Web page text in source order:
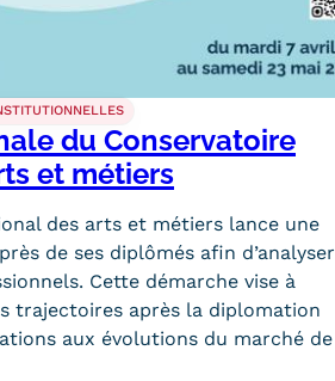
du Conservatoire
et métiers
des arts et métiers lance une
de ses diplômés afin d’analyser
Cette démarche vise à
trajectoires après la diplomation
aux évolutions du marché de